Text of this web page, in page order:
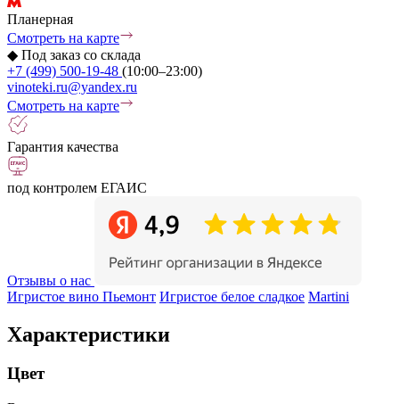
Планерная
Смотреть на карте
◆ Под заказ со склада
+7 (499) 500-19-48 (10:00–23:00)
vinoteki.ru@yandex.ru
Смотреть на карте
Гарантия качества
под контролем ЕГАИС
Отзывы о нас
Игристое вино Пьемонт Игристое белое сладкое Martini
Характеристики
Цвет